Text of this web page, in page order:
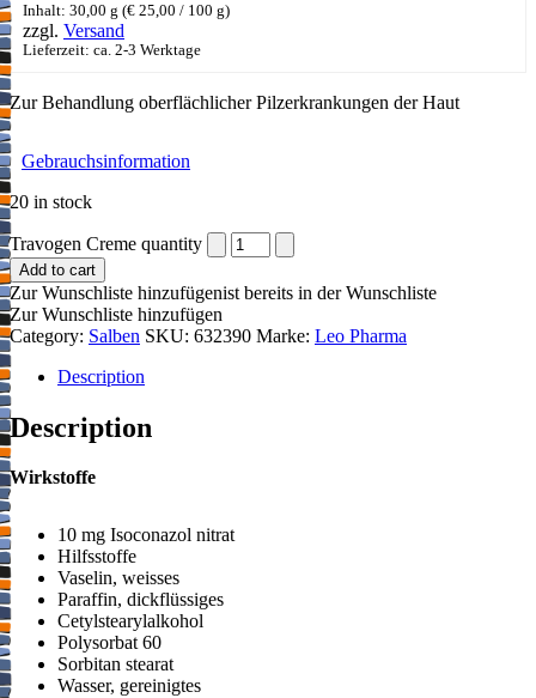
Inhalt: 30,00 g (€ 25,00 / 100 g)
zzgl. Versand
Lieferzeit: ca. 2-3 Werktage
Zur Behandlung oberflächlicher Pilzerkrankungen der Haut
Gebrauchsinformation
20 in stock
Travogen Creme quantity
Add to cart
Zur Wunschliste hinzufügenist bereits in der Wunschliste
Zur Wunschliste hinzufügen
Category: Salben SKU: 632390 Marke: Leo Pharma
Description
Description
Wirkstoffe
10 mg Isoconazol nitrat
Hilfsstoffe
Vaselin, weisses
Paraffin, dickflüssiges
Cetylstearylalkohol
Polysorbat 60
Sorbitan stearat
Wasser, gereinigtes